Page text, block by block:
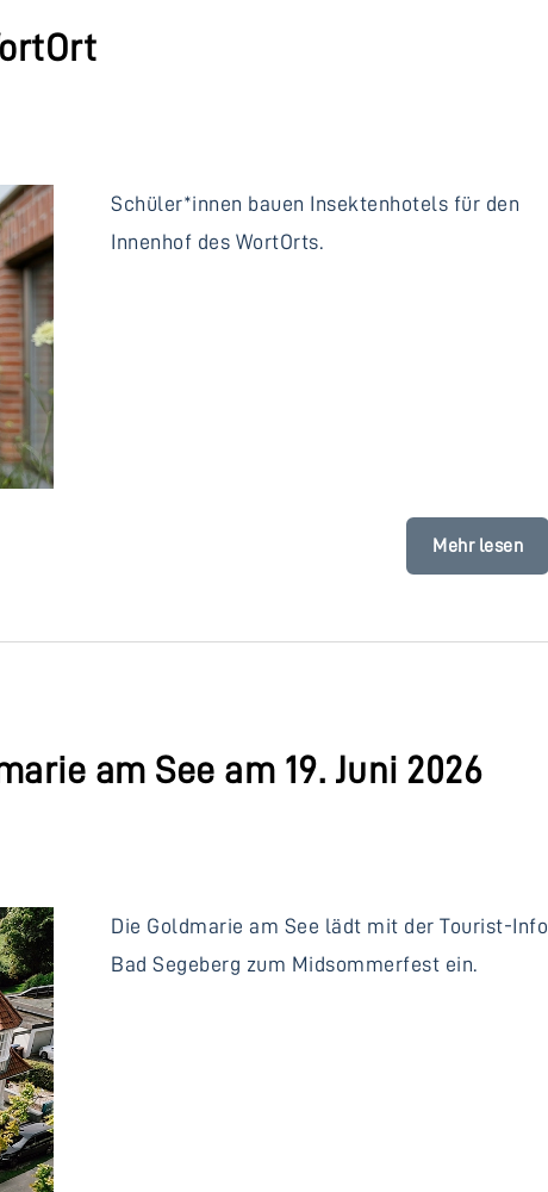
Schüler*innen bauen Insektenhotels für den
Innenhof des WortOrts.
Mehr lesen
am See am 19. Juni 2026
Die Goldmarie am See lädt mit der Tourist-Info
Bad Segeberg zum Midsommerfest ein.